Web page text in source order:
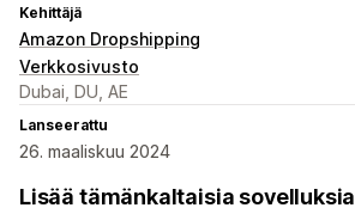
Kehittäjä
Amazon Dropshipping
Verkkosivusto
Dubai, DU, AE
Lanseerattu
26. maaliskuu 2024
Lisää tämänkaltaisia sovelluksia